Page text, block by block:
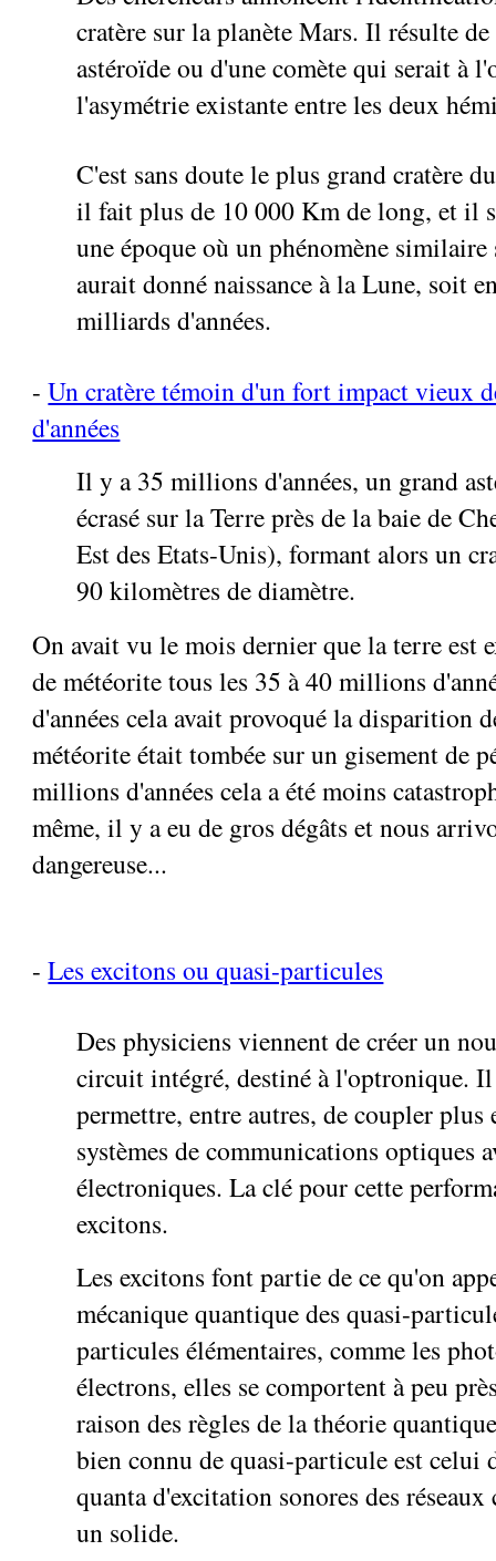
cratère sur la planète Mars. Il résulte
astéroïde ou d'une comète qui serait à
l'asymétrie existante entre les deux
C'est sans doute le plus grand cratère
il fait plus de 10 000 Km de long, et il
une époque où un phénomène
aurait donné naissance à la Lune, soit
milliards d'années.
-Un cratère témoin d'un fort impact vieux
d'années
Il y a 35 millions d'années, un grand
écrasé sur la Terre près de la baie de
Est des Etats-Unis), formant alors un
90 kilomètres de diamètre.
On avait vu le mois dernier que la terre est
de météorite tous les 35 à 40 millions
d'années cela avait provoqué la disparition
météorite était tombée sur un gisement de
millions d'années cela a été moins
même, il y a eu de gros dégâts et nous
dangereuse...
-Les excitons ou quasi-particules
Des physiciens viennent de créer un
circuit intégré, destiné à l'optronique.
permettre, entre autres, de coupler plus
systèmes de communications optiques
électroniques. La clé pour cette
excitons.
Les excitons font partie de ce qu'on
mécanique quantique des quasi-
particules élémentaires, comme les
électrons, elles se comportent à peu
raison des règles de la théorie
bien connu de quasi-particule est celui
quanta d'excitation sonores des
un solide.